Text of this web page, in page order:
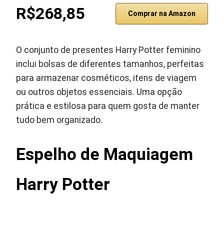
R$268,85 Comprar na Amazon
O conjunto de presentes Harry Potter feminino
inclui bolsas de diferentes tamanhos, perfeitas
para armazenar cosméticos, itens de viagem
ou outros objetos essenciais. Uma opção
prática e estilosa para quem gosta de manter
tudo bem organizado.
Espelho de Maquiagem
Harry Potter